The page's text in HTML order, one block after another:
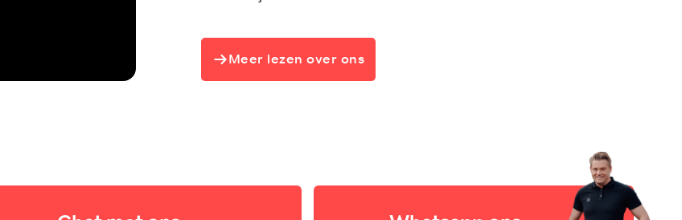
Meer lezen over ons